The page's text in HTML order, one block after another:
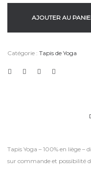
AJOUTER AU
Catégorie : Tapis de Yoga
Tapis Yoga – 100% en liège –
sur commande et possibilité